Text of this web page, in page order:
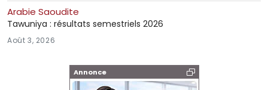
Annonce
Arabie Saoudite
Tawuniya : résultats semestriels 2026
Août 3, 2026